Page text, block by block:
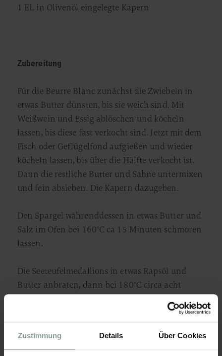
Zustimmung Details Über Cookies
1 EL in Olivenöl eingelegte Kapern
Zubereitung
Für die Beurre Blanc zunächst die Zwiebeln in
etwas Butter dünsten, bis sie weich sind. Mit
Weißwein und Essig ablöschen und köcheln
lassen, bis diese fast verkocht sind. Jetzt mit dem
Fisch oder Geflügelfond aufgießen und wieder
köcheln lassen, bis über die Hälfte verkocht ist.
Dann die restliche Butter und Sahne untermixen
und fein absieben. Die Kapern dazugeben.
Den Spargel währenddessen in etwas Butter und
Salz im Ofen bei 160°C ca 15 Minuten schmoren
lassen.
Die Seeteufelmedallions in etwas Rapsöl und
Butter anbraten, dann bei 180°C circa acht
Minuten in den Ofen geben. Danach den Ofen
abstellen, Ofentür öffnen und den Fisch noch
etwa vier Minuten nachziehen lassen.